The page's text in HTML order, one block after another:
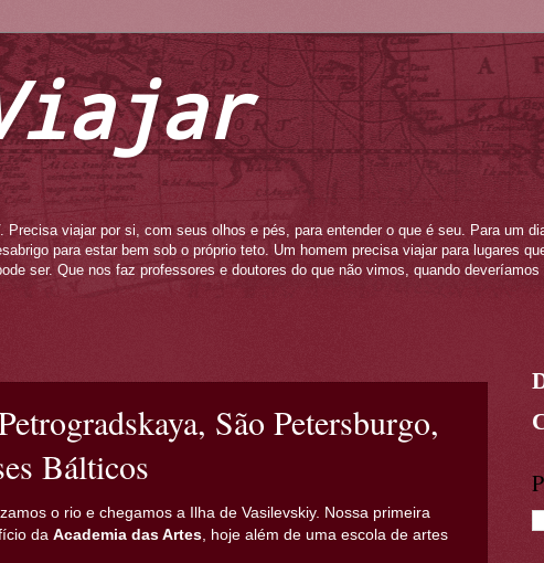
viajar por si, com seus olhos e pés, para entender o que é seu. Para um
para estar bem sob o próprio teto. Um homem precisa viajar para lugares
ser. Que nos faz professores e doutores do que não vimos, quando
São Petersburgo,
Bálticos
o rio e chegamos a Ilha de Vasilevskiy. Nossa primeira
da Academia das Artes , hoje além de uma escola de artes